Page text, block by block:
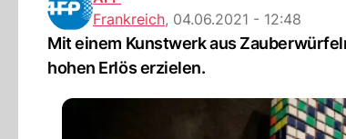
Frankreich, 04.06.2021 - 12:48
Mit einem Kunstwerk aus
hohen Erlös erzielen.